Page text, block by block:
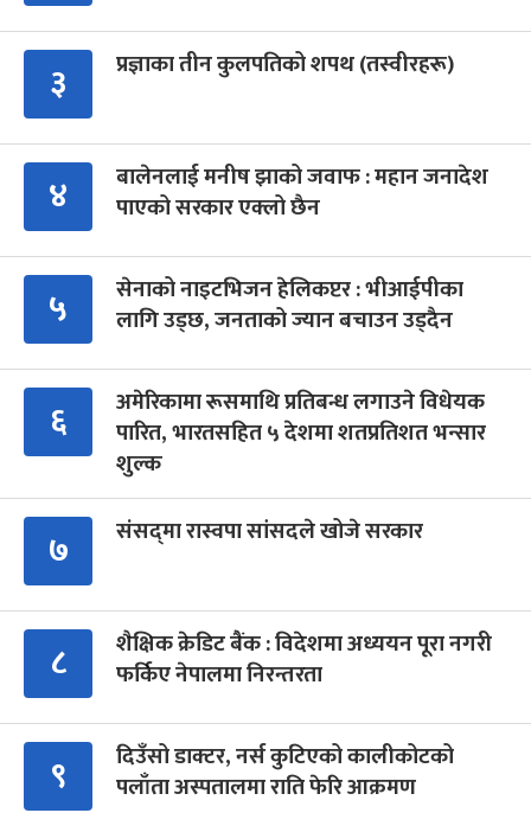
३ प्रज्ञाका तीन कुलपतिको शपथ (तस्वीरहरू)
४
बालेनलाई मनीष झाको जवाफ : महान जनादेश
पाएको सरकार एक्लो छैन
५
सेनाको नाइटभिजन हेलिकप्टर : भीआईपीका
लागि उड्छ, जनताको ज्यान बचाउन उड्दैन
६
अमेरिकामा रूसमाथि प्रतिबन्ध लगाउने विधेयक
पारित, भारतसहित ५ देशमा शतप्रतिशत भन्सार
शुल्क
७ संसद्‍मा रास्वपा सांसदले खोजे सरकार
८
शैक्षिक क्रेडिट बैंक : विदेशमा अध्ययन पूरा नगरी
फर्किए नेपालमा निरन्तरता
९
दिउँसो डाक्टर, नर्स कुटिएको कालीकोटको
पलाँता अस्पतालमा राति फेरि आक्रमण